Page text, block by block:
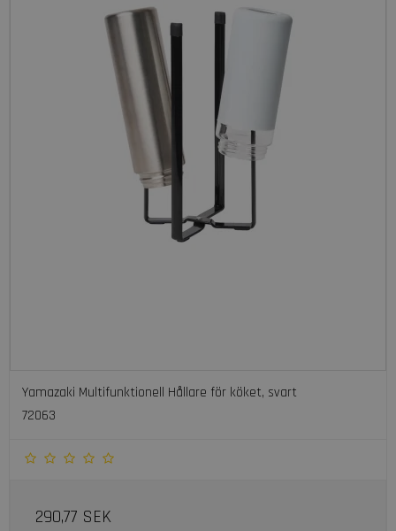
Yamazaki Multifunktionell Hållare för köket, svart
72063
290,77 SEK